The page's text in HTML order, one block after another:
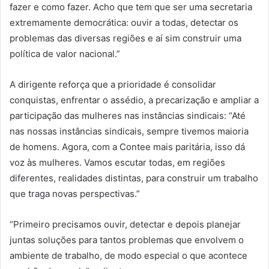
fazer e como fazer. Acho que tem que ser uma secretaria
extremamente democrática: ouvir a todas, detectar os
problemas das diversas regiões e aí sim construir uma
política de valor nacional.”
A dirigente reforça que a prioridade é consolidar
conquistas, enfrentar o assédio, a precarização e ampliar a
participação das mulheres nas instâncias sindicais: “Até
nas nossas instâncias sindicais, sempre tivemos maioria
de homens. Agora, com a Contee mais paritária, isso dá
voz às mulheres. Vamos escutar todas, em regiões
diferentes, realidades distintas, para construir um trabalho
que traga novas perspectivas.”
“Primeiro precisamos ouvir, detectar e depois planejar
juntas soluções para tantos problemas que envolvem o
ambiente de trabalho, de modo especial o que acontece